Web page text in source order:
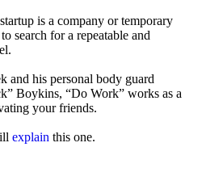
is a company or temporary
search for a repeatable and
and his personal body guard
Boykins, “Do Work” works as a
your friends.
explain this one.